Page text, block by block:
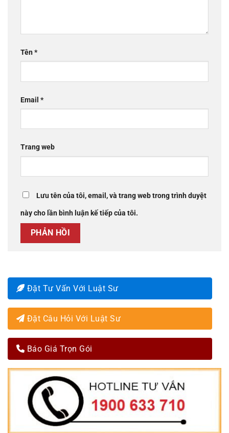
Tên*
Email *
Trang web
Lưu tên của tôi, email, và trang web trong trình duyệt
này cho lần bình luận kế tiếp của tôi.
Đặt Tư Vấn Với Luật Sư
Đặt Câu Hỏi Với Luật Sư
Báo Giá Trọn Gói